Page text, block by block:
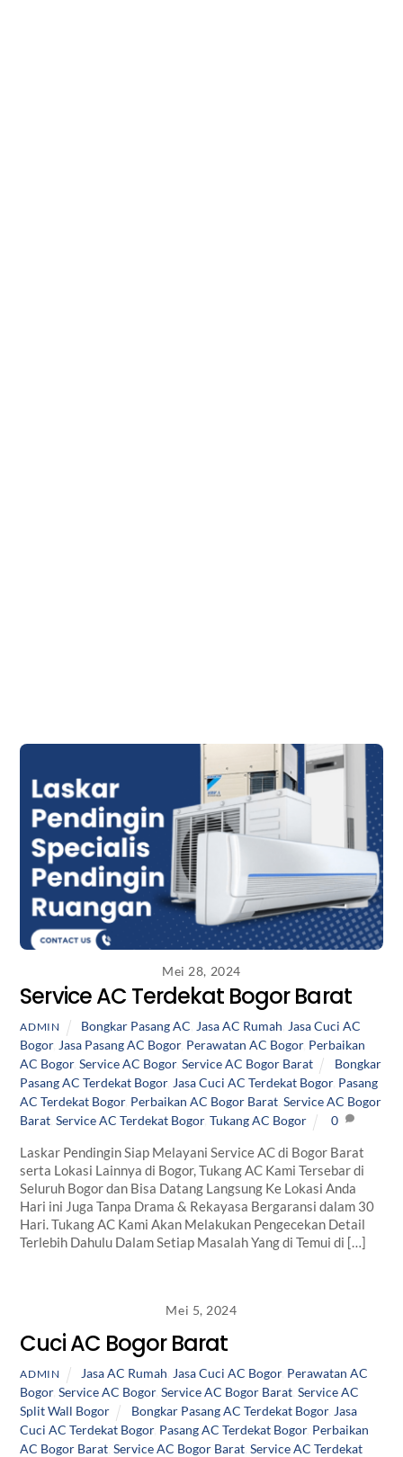
Mei 28, 2024
Service AC Terdekat Bogor Barat
ADMIN Bongkar Pasang AC Jasa AC Rumah Jasa Cuci AC
Bogor,Jasa Pasang AC Bogor, Perawatan AC Bogor, Perbaikan
AC Bogor,Service AC Bogor,Service AC Bogor Barat
Bongkar
Pasang AC Terdekat Bogor,Jasa Cuci AC Terdekat Bogor, Pasang
AC Terdekat Bogor, Perbaikan AC Bogor Barat ,Service AC Bogor
Barat ,Service AC Terdekat Bogor,Tukang AC Bogor 0
Laskar Pendingin Siap Melayani Service AC di Bogor Barat
serta Lokasi Lainnya di Bogor, Tukang AC Kami Tersebar di
Seluruh Bogor dan Bisa Datang Langsung Ke Lokasi Anda
Hari ini Juga Tanpa Drama & Rekayasa Bergaransi dalam 30
Hari. Tukang AC Kami Akan Melakukan Pengecekan Detail
Terlebih Dahulu Dalam Setiap Masalah Yang di Temui di […]
Mei 5, 2024
Cuci AC Bogor Barat
ADMIN Jasa AC Rumah Jasa Cuci AC Bogor, Perawatan AC
Bogor,Service AC Bogor,Service AC Bogor Barat ,Service AC
Split Wall Bogor
Bongkar Pasang AC Terdekat Bogor, Jasa
Cuci AC Terdekat Bogor, Pasang AC Terdekat Bogor, Perbaikan
AC Bogor Barat ,Service AC Bogor Barat ,Service AC Terdekat